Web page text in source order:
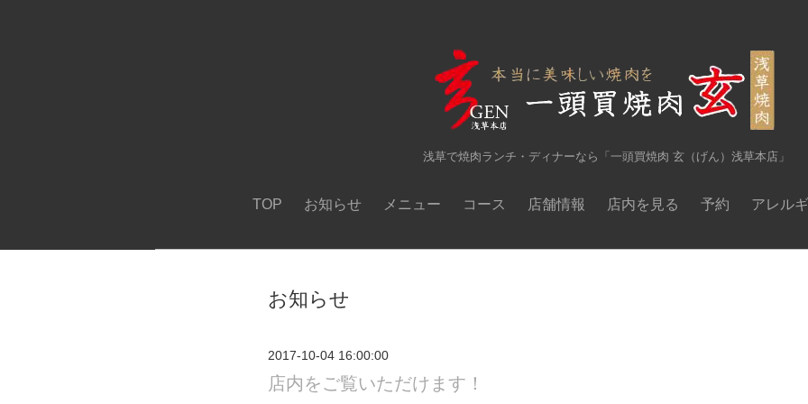
浅草で焼肉ランチ・ディナーなら「一頭買焼肉 玄（げん）浅草本店」
TOP お知らせ メニュー コース 店舗情報 店内を見る 予約 アレル
お知らせ
2017-10-04 16:00:00
店内をご覧いただけます！